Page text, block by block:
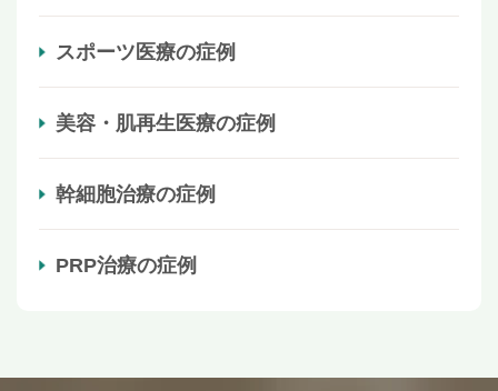
スポーツ医療の症例
美容・肌再生医療の症例
幹細胞治療の症例
PRP治療の症例